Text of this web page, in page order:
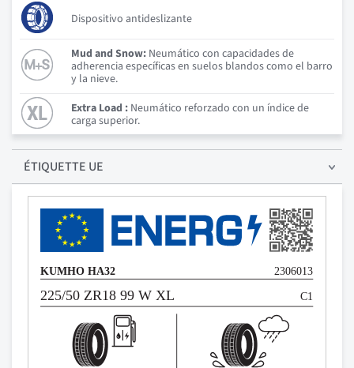
Dispositivo antideslizante
Mud and Snow: Neumático con capacidades de
adherencia específicas en suelos blandos como el barro
y la nieve.
Extra Load : Neumático reforzado con un índice de
carga superior.
ÉTIQUETTE UE